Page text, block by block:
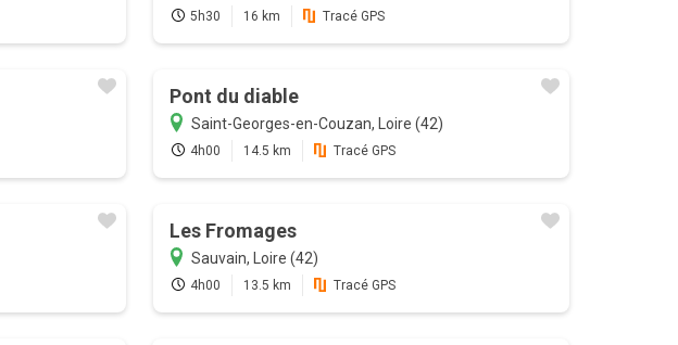
5h30 16 km Tracé GPS
Pont du diable
Saint-Georges-en-Couzan, Loire (42)
4h00 14.5 km Tracé GPS
Les Fromages
Sauvain, Loire (42)
4h00 13.5 km Tracé GPS